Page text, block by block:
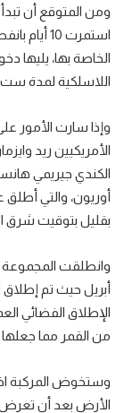
ومن المتوقع أن تبدأ
استمرت
الخاصة ​بها، يليها
اللاسلكية ⁠لمدة ست
وإذا سارت الأمور
الأمريكيين ريد
الكندي جيريمي
أوريون، والتي أطلق
بقليل بتوقيت ‌شرق
وانطلقت المجموعة
أبريل حيث تم
الإطلاق الفضائي
من القمر مما
وستخوض المركبة
الأرض بعد أن